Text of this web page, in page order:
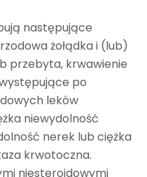
następujące
żołądka i (lub)
przebyta, krwawienie
po
leków
niewydolność
nerek lub ciężka
krwotoczna.
niesteroidowymi